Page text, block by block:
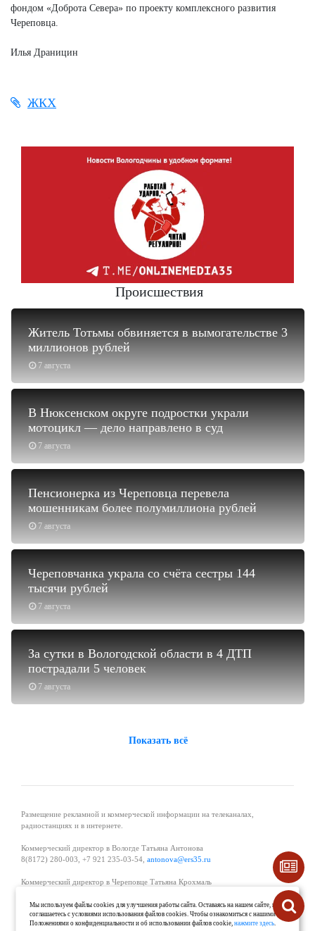
фондом «Доброта Севера» по проекту комплексного развития
Череповца.
Илья Драницин
ЖКХ
Происшествия
7 августа
Житель Тотьмы обвиняется в вымогательстве 3
миллионов рублей
7 августа
В Нюксенском округе подростки украли
мотоцикл — дело направлено в суд
7 августа
Пенсионерка из Череповца перевела
мошенникам более полумиллиона рублей
7 августа
Череповчанка украла со счёта сестры 144
тысячи рублей
7 августа
За сутки в Вологодской области в 4 ДТП
пострадали 5 человек
Показать всё
Размещение рекламной и коммерческой информации на телеканалах,
радиостанциях и в интернете.
Коммерческий директор в Вологде Татьяна Антонова
8(8172) 280-003, +7 921 235-03-54, antonova@ers35.ru
Коммерческий директор в Череповце Татьяна Крохмаль
Начальник отдела рекламы в Великом Устюге Екатерина Вьюжанина 8(81738)
2-04-44, +7 921 125-06-40,katrinv81@mail.ru
Мы используем файлы cookies для улучшения работы сайта. Оставаясь на нашем сайте, вы
соглашаетесь с условиями использования файлов cookies. Чтобы ознакомиться с нашими
Положениями о конфиденциальности и об использовании файлов cookie,нажмите здесь.